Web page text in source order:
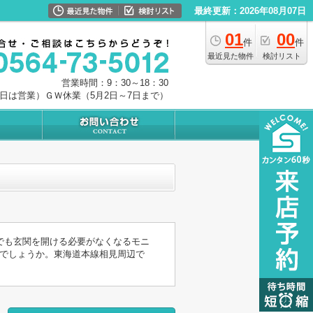
最終更新：2026年08月07日
01件
最近見た物件
00件
検討リスト
営業時間：9：30～18：30
は営業）ＧＷ休業（5月2日～7日まで）
玄関を開ける必要がなくなるモニ
しょうか。東海道本線相見周辺で